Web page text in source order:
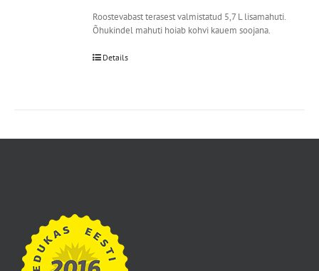
Roostevabast terasest valmistatud 5,7 L lisamahuti.
Õhukindel mahuti hoiab kohvi kauem soojana.
Details